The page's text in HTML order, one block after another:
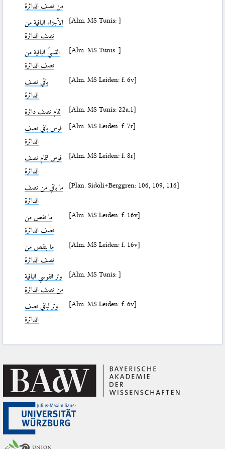
من نصف الدائرة
الأجزاء الباقية من
نصف الدائرة
[Alm. MS Tunis: ]
القسيّ الباقية من
نصف الدائرة
[Alm. MS Tunis: ]
باقي نصف
الدائرة
[Alm. MS Leiden: f. 6v]
تمام نصف دائرة [Alm. MS Tunis: 22a.1]
قوس باقي نصف
الدائرة
[Alm. MS Leiden: f. 7r]
قوس لتمام نصف
الدائرة
[Alm. MS Leiden: f. 8r]
ما باقي من نصف
الدائرة
[Plan. Sidoli+Berggren: 106, 109, 116]
ما نقص من
نصف الدائرة
[Alm. MS Leiden: f. 16v]
ما ينقص من
نصف الدائرة
[Alm. MS Leiden: f. 16v]
وتر القوسي الباقية
من نصف الدائرة
[Alm. MS Tunis: ]
وتر لباقي نصف
الدائرة
[Alm. MS Leiden: f. 6v]